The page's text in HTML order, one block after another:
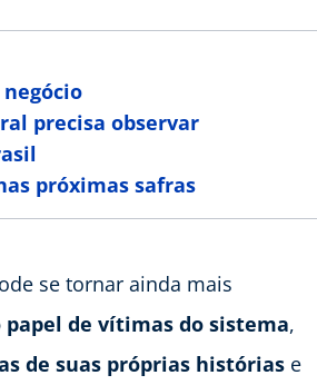
precisa observar
próximas safras
se tornar ainda mais
papel de vítimas do sistema,
de suas próprias histórias e